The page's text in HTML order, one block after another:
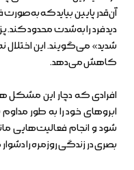
آن‌قدر پایین بیاید که
دید فرد را به‌شدت محدود
شدید» می‌گویند. این اختلال
کاهش می‌دهد.
افرادی که دچار این مشکل
ابروهای خود را به طور مداوم
شود و انجام فعالیت‌هایی
بصری در زندگی روزمره را